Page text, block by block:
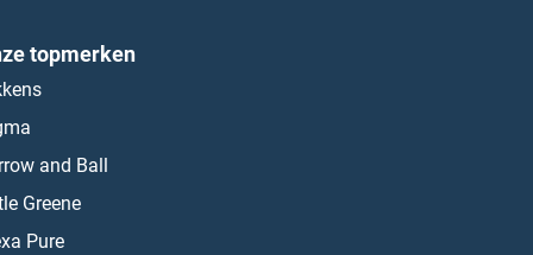
topmerken
and Ball
Greene
Pure